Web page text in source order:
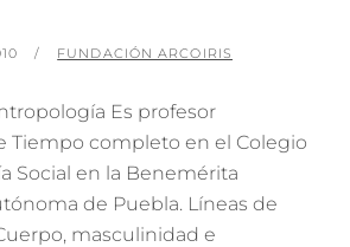
POR
FUNDACIÓN ARCOIRIS
Es profesor
Tiempo completo en el Colegio
Social en la Benemérita
de Puebla. Líneas de
masculinidad e